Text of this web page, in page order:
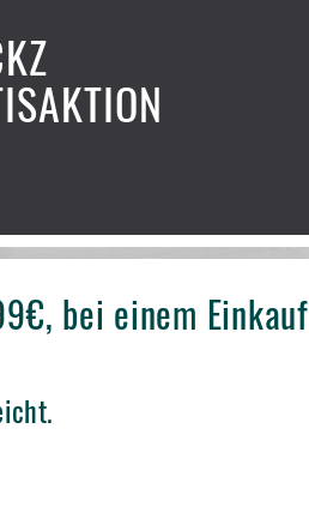
bei einem Einkauf